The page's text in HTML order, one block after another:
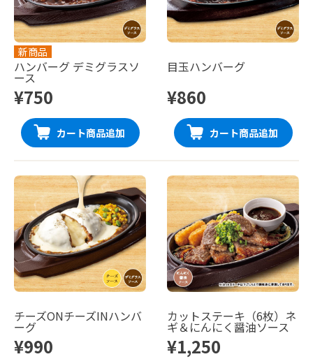
新商品
ハンバーグ デミグラスソ
ース
¥750
カート商品追加
目玉ハンバーグ
¥860
カート商品追加
チーズONチーズINハンバ
ーグ
¥990
カットステーキ（6枚）ネ
ギ＆にんにく醤油ソース
¥1,250